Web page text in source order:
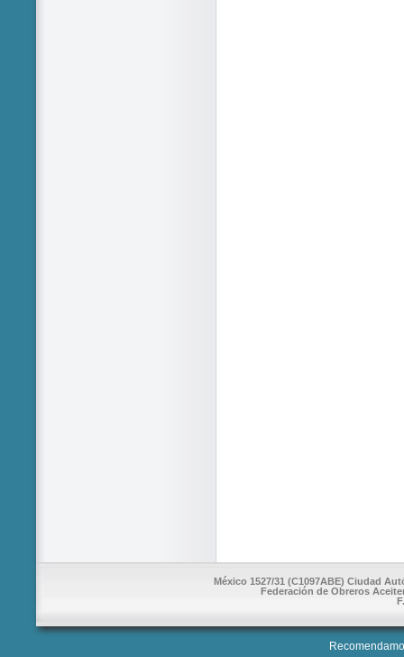
México 1527/31 (C1097ABE) Ciudad
Federación de Obreros